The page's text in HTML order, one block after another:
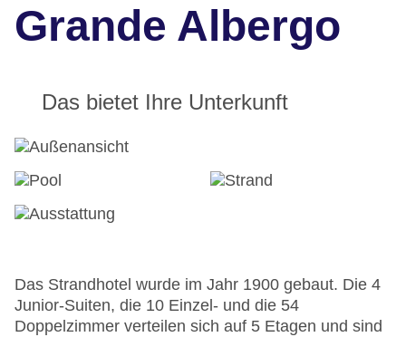
Grande Albergo
Das bietet Ihre Unterkunft
Das Strandhotel wurde im Jahr 1900 gebaut. Die 4
Junior-Suiten, die 10 Einzel- und die 54
Doppelzimmer verteilen sich auf 5 Etagen und sind